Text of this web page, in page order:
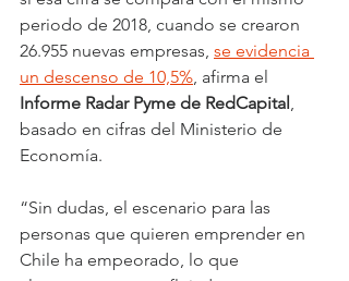
periodo de 2018, cuando se crearon
26.955 nuevas empresas, se evidencia
un descenso de 10,5% , afirma el
Informe Radar Pyme de RedCapital
basado en cifras del Ministerio de
Economía.
“Sin dudas, el escenario para las
personas que quieren emprender en
Chile ha empeorado, lo que